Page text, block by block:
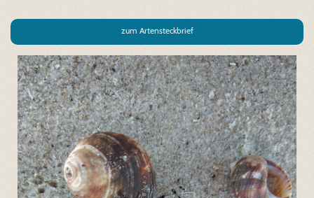
zum Artensteckbrief